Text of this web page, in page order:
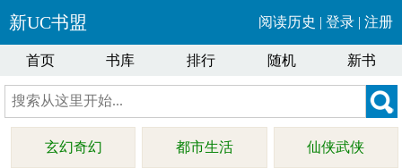
新UC书盟 阅读历史 | 登录 | 注册
首页 书库 排行 随机 新书
玄幻奇幻 都市生活 仙侠武侠